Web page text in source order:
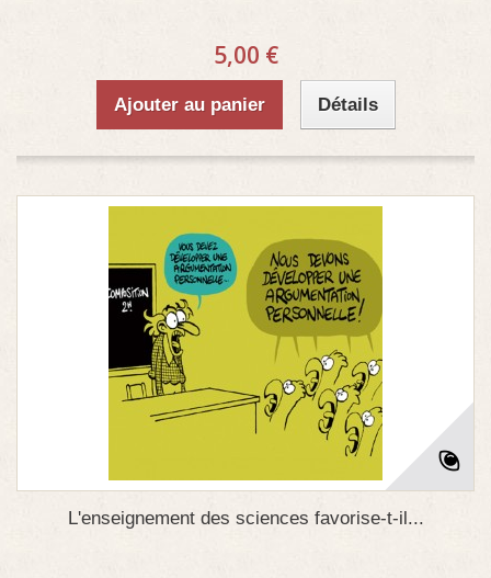
5,00 €
Ajouter au panier Détails
L'enseignement des sciences favorise-t-il...